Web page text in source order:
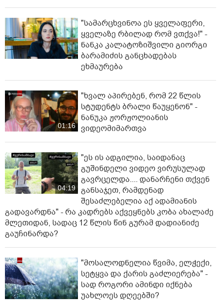
"სა­მარ­ცხვი­ნოა ეს ყვე­ლა­ფე­რი,
ყვე­ლა­ზე რბი­ლად რომ ვთქვა!" -
ნანკა კალატოზიშვილი გიორგი
ბარამიძის განცხადებას
ეხმაურება
01:16
"ხვალ აპირებენ, რომ 22 წლის
სტუდენტს ბრალი წაუყენონ" -
ნანუკა ჟორჟოლიანის
ვიდეომიმართვა
04:19
"ეს ის ადგილია, საიდანაც
გუშინდელი ვიდეო ვირუსულად
გავრცელდა.... დანარჩენი თქვენ
განსაჯეთ, რამდენად
შესაძლებელია აქ ადამიანის
გადავარდნა" - რა კადრებს აქვეყნებს კობა ახალაძე
მლეთიდან, სადაც 12 წლის წინ გურამ დადიანიძე
გაუჩინარდა?
"მოსალოდნელია წვიმა, ელჭექი,
სეტყვა და ქარის გაძლიერება" -
სად როგორი ამინდი იქნება
უახლოეს დღეებში?